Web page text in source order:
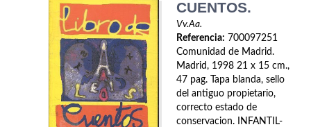
Psicología. Educación
CUENTOS.
Vv.Aa.
Referencia: 700097251
Comunidad de Madrid.
Madrid, 1998 21 x 15 cm.,
47 pag. Tapa blanda, sello
del antiguo propietario,
correcto estado de
conservacion. INFANTIL-